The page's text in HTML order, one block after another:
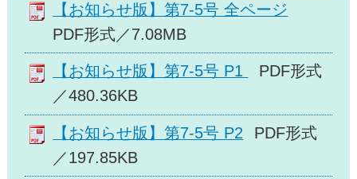
【お知らせ版】第7-5号 全ページ
PDF形式／7.08MB
【お知らせ版】第7-5号 P1
PDF形式
／480.36KB
【お知らせ版】第7-5号 P2
PDF形式
／197.85KB